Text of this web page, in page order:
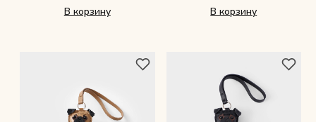
+ 7 (812) 748-24-46
В корзину В корзину